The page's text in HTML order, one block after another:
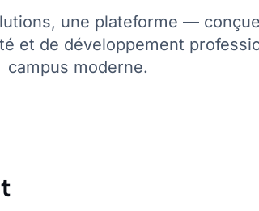
une plateforme —
et de développement
campus moderne.